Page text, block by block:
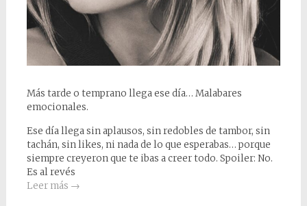
Más tarde o temprano llega ese día… Malabares
emocionales.
Ese día llega sin aplausos, sin redobles de tambor, sin
tachán, sin likes, ni nada de lo que esperabas… porque
siempre creyeron que te ibas a creer todo. Spoiler: No.
Es al revés
Leer más →